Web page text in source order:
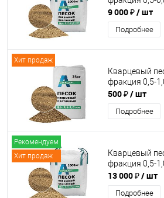
9 000 ₽/ шт
Подробнее
Хит продаж
Кварцевый
фракция 0,5-
500 ₽/ шт
Подробнее
Рекомендуем
Хит продаж
Кварцевый
фракция 0,5-
13 000 ₽/ шт
Подробнее